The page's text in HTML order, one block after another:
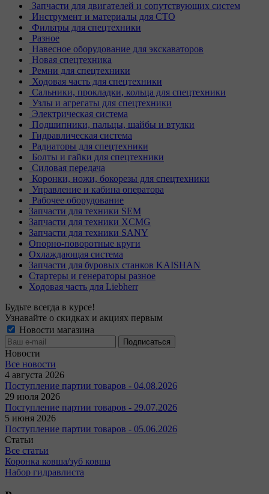
Запчасти для двигателей и сопутствующих систем
Инструмент и материалы для СТО
Фильтры для спецтехники
Разное
Навесное оборудование для экскаваторов
Новая спецтехника
Ремни для спецтехники
Ходовая часть для спецтехники
Сальники, прокладки, кольца для спецтехники
Узлы и агрегаты для спецтехники
Электрическая система
Подшипники, пальцы, шайбы и втулки
Гидравлическая система
Радиаторы для спецтехники
Болты и гайки для спецтехники
Силовая передача
Коронки, ножи, бокорезы для спецтехники
Управление и кабина оператора
Рабочее оборудование
Запчасти для техники SEM
Запчасти для техники XCMG
Запчасти для техники SANY
Опорно-поворотные круги
Охлаждающая система
Запчасти для буровых станков KAISHAN
Стартеры и генераторы разное
Ходовая часть для Liebherr
Будьте всегда в курсе!
Узнавайте о скидках и акциях первым
Новости магазина
Новости
Все новости
4 августа 2026
Поступление партии товаров - 04.08.2026
29 июля 2026
Поступление партии товаров - 29.07.2026
5 июня 2026
Поступление партии товаров - 05.06.2026
Статьи
Все статьи
Коронка ковша/зуб ковша
Набор гидравлиста